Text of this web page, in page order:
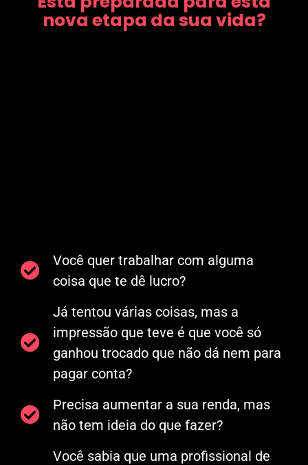
nova etapa da sua vida?
Você quer trabalhar com alguma
coisa que te dê lucro?
Já tentou várias coisas, mas a
impressão que teve é que você só
ganhou trocado que não dá nem para
pagar conta?
Precisa aumentar a sua renda, mas
não tem ideia do que fazer?
Você sabia que uma profissional de